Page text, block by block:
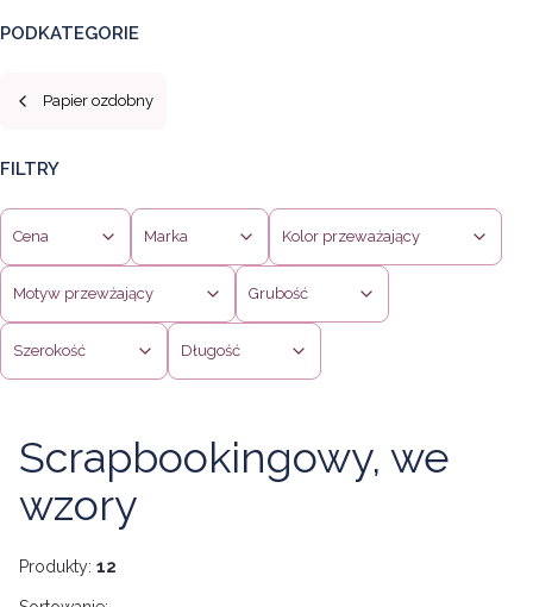
PODKATEGORIE
Papier ozdobny
FILTRY
Cena Marka Kolor przeważający
Motyw przewżający Grubość
Szerokość Długość
Scrapbookingowy, we
wzory
Produkty: 12